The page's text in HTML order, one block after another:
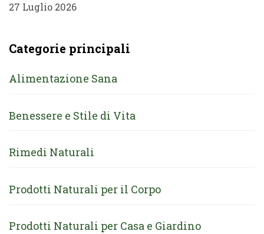
27 Luglio 2026
Categorie principali
Alimentazione Sana
Benessere e Stile di Vita
Rimedi Naturali
Prodotti Naturali per il Corpo
Prodotti Naturali per Casa e Giardino